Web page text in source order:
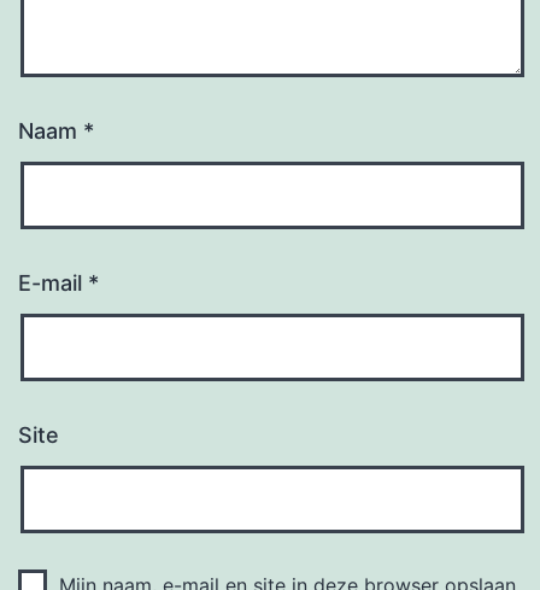
Naam *
E-mail *
Site
Mijn naam, e-mail en site in deze browser opslaan